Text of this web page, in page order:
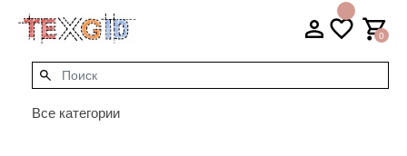
0
Все категории